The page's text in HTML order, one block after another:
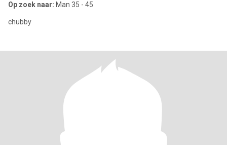
Op zoek naar: Man 35 - 45
chubby